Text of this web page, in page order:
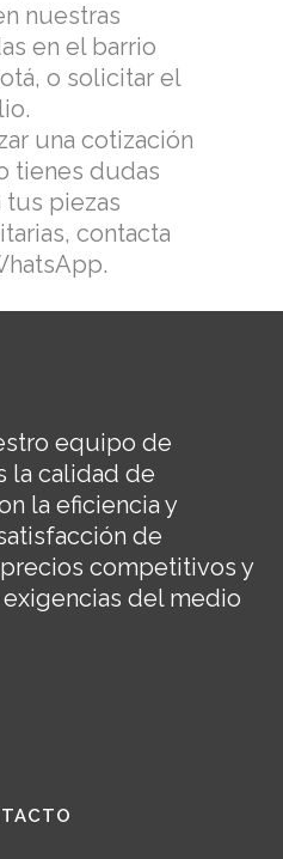
nuestras
en el barrio
o solicitar el
una cotización
tienes dudas
piezas
contacta
equipo de
la calidad de
la eficiencia y
de
competitivos y
del medio